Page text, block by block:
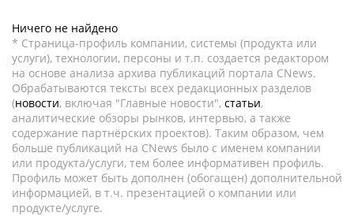
Ничего не найдено
* Страница-профиль компании, системы (продукта или
услуги), технологии, персоны и т.п. создается редактором
на основе анализа архива публикаций портала CNews.
Обрабатываются тексты всех редакционных разделов
(новости, включая "Главные новости", статьи,
аналитические обзоры рынков, интервью, а также
содержание партнёрских проектов). Таким образом, чем
больше публикаций на CNews было с именем компании
или продукта/услуги, тем более информативен профиль.
Профиль может быть дополнен (обогащен) дополнительной
информацией, в т.ч. презентацией о компании или
продукте/услуге.